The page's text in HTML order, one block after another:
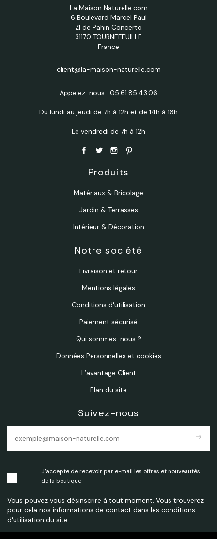
La Maison Naturelle.com
6 Boulevard Marcel Paul
ZI de Pahin Concerto
31170 TOURNEFEUILLE
France
client@la-maison-naturelle.com
Appelez-nous : 05.61.85.43.06
Du lundi au jeudi de 7h à 12h et de 14h à 16h
Le vendredi de 7h à 12h
Produits
Matériaux & Bricolage
Jardin & Terrasses
Intérieur & Décoration
Notre société
Livraison et retour
Mentions légales
Conditions d'utilisation
Paiement sécurisé
Qui sommes-nous ?
Données Personnelles et cookies
L’avantage Client
Plan du site
Suivez-nous
east
J’accepte de recevoir par e-mail les offres et nouveautés
de la boutique
Vous pouvez vous désinscrire à tout moment. Vous trouverez
pour cela nos informations de contact dans les conditions
d'utilisation du site.